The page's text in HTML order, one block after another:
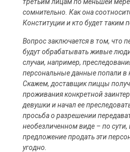
сомнительно. Как она
Конституции и кто будет таким
Вопрос заключается в том, что
будут обрабатывать живые
случаи, например,
персональные данные попали в
Скажем, доставщик пиццы
проживания конкретной
девушки и начал ее
просьба о разрешении
необезличенном виде – по сути,
предложение продать эти
угодно.